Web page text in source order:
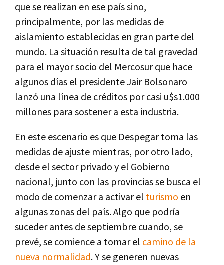
que se realizan en ese país sino,
principalmente, por las medidas de
aislamiento establecidas en gran parte del
mundo. La situación resulta de tal gravedad
para el mayor socio del Mercosur que hace
algunos días el presidente Jair Bolsonaro
lanzó una línea de créditos por casi u$s1.000
millones para sostener a esta industria.
En este escenario es que Despegar toma las
medidas de ajuste mientras, por otro lado,
desde el sector privado y el Gobierno
nacional, junto con las provincias se busca el
modo de comenzar a activar el turismo en
algunas zonas del país. Algo que podría
suceder antes de septiembre cuando, se
prevé, se comience a tomar el camino de la
nueva normalidad. Y se generen nuevas